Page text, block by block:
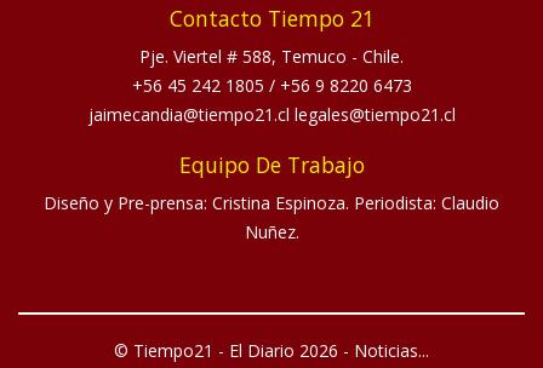
Contacto Tiempo 21
Pje. Viertel # 588, Temuco - Chile.
+56 45 242 1805 / +56 9 8220 6473
jaimecandia@tiempo21.cl legales@tiempo21.cl
Equipo De Trabajo
Diseño y Pre-prensa: Cristina Espinoza. Periodista: Claudio
Nuñez.
© Tiempo21 - El Diario 2026 - Noticias...